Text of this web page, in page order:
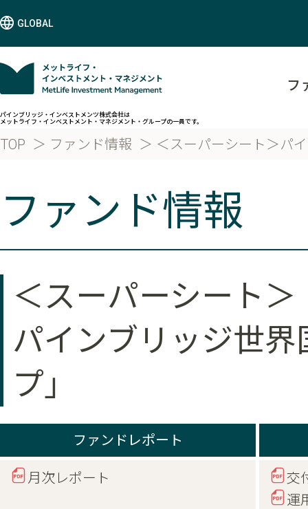
GLOBAL
パインブリッジ・インベストメンツ株式会社は
メットライフ・インベストメント・マネジメント・グループの一員です。
フ
TOP ファンド情報 ＜スーパーシート＞パ
ファンド情報
＜スーパーシート＞
パインブリッジ世
プ」
ファンドレポート
月次レポート
交
運